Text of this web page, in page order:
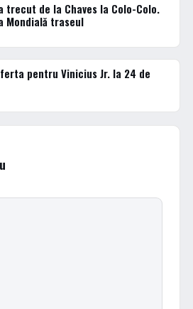
trecut de la Chaves la Colo-Colo.
Mondială traseul
pentru Vinicius Jr. la 24 de